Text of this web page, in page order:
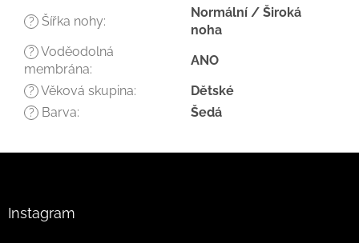
? Šířka nohy:
Normální / Široká
noha
? Voděodolná
membrána:
ANO
? Věková skupina: Dětské
? Barva: Šedá
Instagram